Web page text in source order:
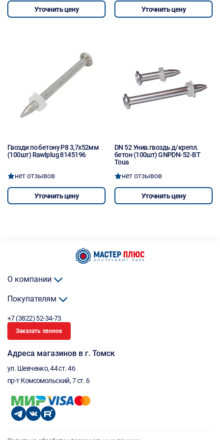
Уточнить цену Уточнить цену
Гвозди по бетону P8 3,7х52мм
(100шт) Rawlplug 8145196
нет отзывов
Уточнить цену
DN 52 Унив.гвоздь д/крепл.
бетон (100шт) GNPDN-52-BT
Toua
нет отзывов
Уточнить цену
О компании
Покупателям
+7 (3822) 52-34-73
Заказать звонок
Адреса магазинов в г. Томск
ул. Шевченко, 44 ст. 46
пр-т Комсомольский, 7 ст. 6